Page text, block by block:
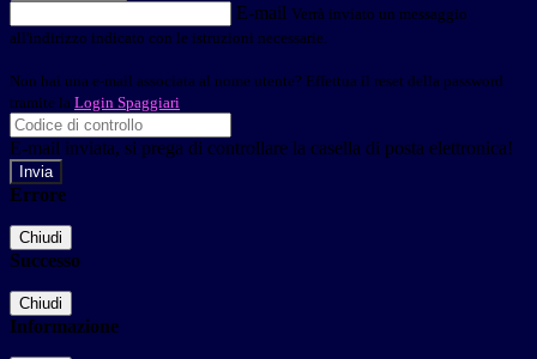
E-mail Verrà inviato un messaggio
all'indirizzo indicato con le istruzioni necessarie.
Non hai una e-mail associata al nome utente? Effettua il reset della password
tramite la Login Spaggiari
E-mail inviata, si prega di controllare la casella di posta elettronica!
Errore
Chiudi
Successo
Chiudi
Informazione